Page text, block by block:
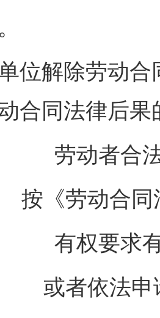
解除劳动合
合同法律后
劳动者合
按《劳动合
有权要求
或者依法